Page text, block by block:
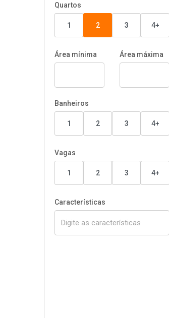
Quartos
1 2 3 4+
Área mínima Área máxima
Banheiros
1 2 3 4+
Vagas
1 2 3 4+
Características